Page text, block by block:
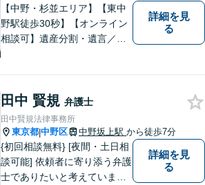
ます。
【中野・杉並エリア】【東中
野駅徒歩30秒】【オンライン
相談可】遺産分割・遺言／不
依頼者様の目線に立ち早期問
題解決に取り組みます。お気
軽にご相談ください【完全個
室】
詳細を見
る
田中 賢規 弁護士
田中賢規法律事務所
東京都|中野区 中野坂上駅 から徒歩7分
{初回相談無料} [夜間・土日相
談可能] 依頼者に寄り添う弁護
士でありたいと考えていま
詳細を見
る